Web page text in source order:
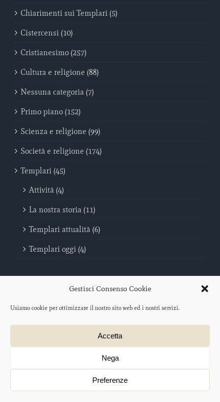
Gestisci Consenso Cookie
Usiamo cookie per ottimizzare il nostro sito web ed i nostri servizi.
Accetta
Nega
Preferenze
Chiarimenti sui Templari (5)
Cistercensi (10)
Cristianesimo (257)
Cultura e religione (88)
Nessuna categoria (7)
Primo piano (152)
Scienza e religione (99)
Società e religione (174)
Templari (45)
Attività (4)
La nostra storia (11)
Templari attualità (6)
Templari oggi (4)
Tempio di Salomone | C.F. 96046440069
Progetto web a cura di
ACCESSO